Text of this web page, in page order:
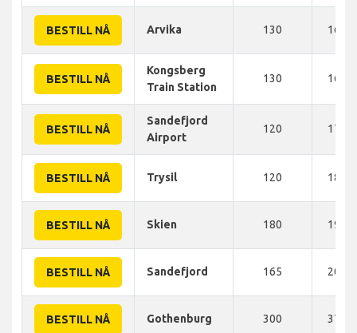
BESTILL NÅ Arvika 130 160
BESTILL NÅ
Kongsberg
Train Station
130 160
BESTILL NÅ
Sandefjord
Airport
120 170
BESTILL NÅ Trysil 120 180
BESTILL NÅ Skien 180 190
BESTILL NÅ Sandefjord 165 200
BESTILL NÅ Gothenburg 300 370